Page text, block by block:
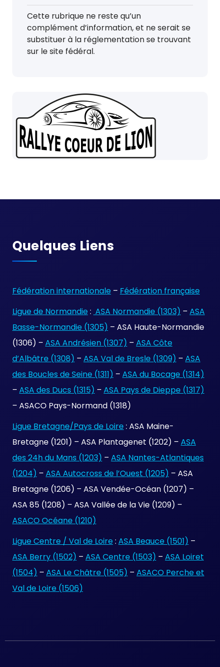
Cette rubrique ne reste qu’un
complément d’information, et ne serait se
substituer à la réglementation se trouvant
sur le site fédéral.
Quelques Liens
Fédération internationale – Fédération française
Ligue de Normandie : ASA Normandie (1303) – ASA
Basse-Normandie (1305) – ASA Haute-Normandie
(1306) – ASA Andrésien (1307) – ASA Côte
d’Albâtre (1308) – ASA Val de Bresle (1309) – ASA
des Boucles de Seine (1311) – ASA du Bocage (1314)
– ASA des Ducs (1315) – ASA Pays de Dieppe (1317)
– ASACO Pays-Normand (1318)
Ligue Bretagne/Pays de Loire : ASA Maine-
Bretagne (1201) – ASA Plantagenet (1202) – ASA
des 24h du Mans (1203) – ASA Nantes-Atlantiques
(1204) – ASA Autocross de l’Ouest (1205) – ASA
Bretagne (1206) – ASA Vendée-Océan (1207) –
ASA 85 (1208) – ASA Vallée de la Vie (1209) –
ASACO Océane (1210)
Ligue Centre / Val de Loire : ASA Beauce (1501) –
ASA Berry (1502) – ASA Centre (1503) – ASA Loiret
(1504) – ASA Le Châtre (1505) – ASACO Perche et
Val de Loire (1506)